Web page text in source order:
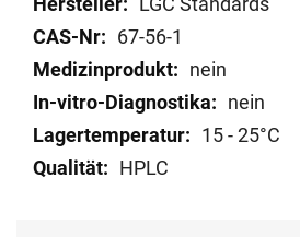
67-56-1
nein
nein
15 - 25°C
HPLC